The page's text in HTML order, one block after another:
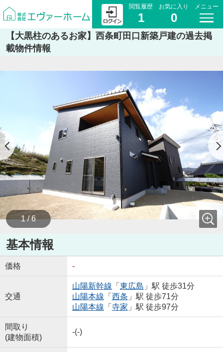
閲覧履歴
1
お気に入り
0
メニュー
【大黒柱のあるお家】西条町田口新築戸建の過去掲
載物件情報
1 / 6
基本情報
価格 -
交通
山陽新幹線 「 東広島 」駅 徒歩31分
山陽本線 「 西条 」駅 徒歩71分
山陽本線 「 寺家 」駅 徒歩97分
間取り
(建物面積)
-(-)